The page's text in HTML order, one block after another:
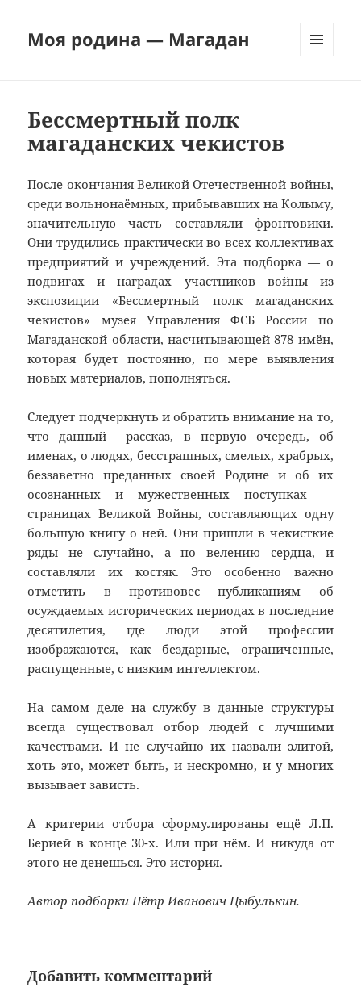
Моя родина — Магадан
Бессмертный полк
магаданских чекистов
После окончания Великой Отечественной войны,
среди вольнонаёмных, прибывавших на Колыму,
значительную часть составляли фронтовики.
Они трудились практически во всех коллективах
предприятий и учреждений. Эта подборка — о
подвигах и наградах участников войны из
экспозиции «Бессмертный полк магаданских
чекистов» музея Управления ФСБ России по
Магаданской области, насчитывающей 878 имён,
которая будет постоянно, по мере выявления
новых материалов, пополняться.
Следует подчеркнуть и обратить внимание на то,
что данный рассказ, в первую очередь, об
именах, о людях, бесстрашных, смелых, храбрых,
беззаветно преданных своей Родине и об их
осознанных и мужественных поступках —
страницах Великой Войны, составляющих одну
большую книгу о ней. Они пришли в чекисткие
ряды не случайно, а по велению сердца, и
составляли их костяк. Это особенно важно
отметить в противовес публикациям об
осуждаемых исторических периодах в последние
десятилетия, где люди этой профессии
изображаются, как бездарные, ограниченные,
распущенные, с низким интеллектом.
На самом деле на службу в данные структуры
всегда существовал отбор людей с лучшими
качествами. И не случайно их назвали элитой,
хоть это, может быть, и нескромно, и у многих
вызывает зависть.
А критерии отбора сформулированы ещё Л.П.
Берией в конце 30-х. Или при нём. И никуда от
этого не денешься. Это история.
Автор подборки Пётр Иванович Цыбулькин.
Добавить комментарий